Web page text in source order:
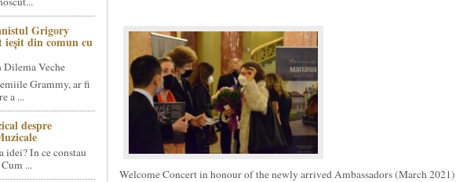
Grigory
ieșit din comun cu
Dilema Veche
Grammy, ar fi
a ...
despre
idei? In ce constau
...
Welcome Concert in honour of the newly arrived Ambassadors (March 2021)